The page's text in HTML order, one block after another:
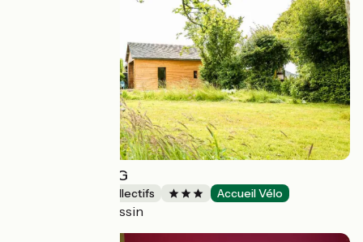
BED AND BIKING
Hébergements collectifs Accueil Vélo
Vienne-en-Bessin